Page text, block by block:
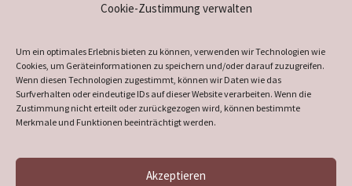
Cookie-Zustimmung verwalten
Um ein optimales Erlebnis bieten zu können, verwenden wir Technologien wie
Cookies, um Geräteinformationen zu speichern und/oder darauf zuzugreifen.
Wenn diesen Technologien zugestimmt, können wir Daten wie das
Surfverhalten oder eindeutige IDs auf dieser Website verarbeiten. Wenn die
Zustimmung nicht erteilt oder zurückgezogen wird, können bestimmte
Merkmale und Funktionen beeinträchtigt werden.
Akzeptieren
supported by DÖ